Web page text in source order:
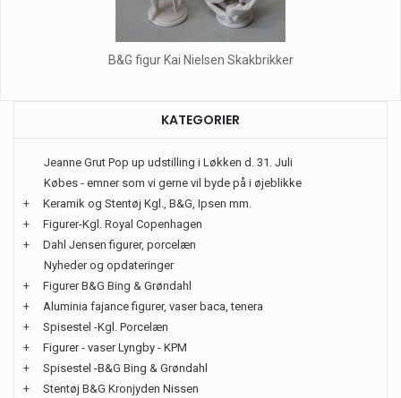
B&G figur Kai Nielsen Skakbrikker
KATEGORIER
Jeanne Grut Pop up udstilling i Løkken d. 31. Juli
Købes - emner som vi gerne vil byde på i øjeblikke
+
Keramik og Stentøj Kgl., B&G, Ipsen mm.
+
Figurer-Kgl. Royal Copenhagen
+
Dahl Jensen figurer, porcelæn
Nyheder og opdateringer
+
Figurer B&G Bing & Grøndahl
+
Aluminia fajance figurer, vaser baca, tenera
+
Spisestel -Kgl. Porcelæn
+
Figurer - vaser Lyngby - KPM
+
Spisestel -B&G Bing & Grøndahl
+
Stentøj B&G Kronjyden Nissen